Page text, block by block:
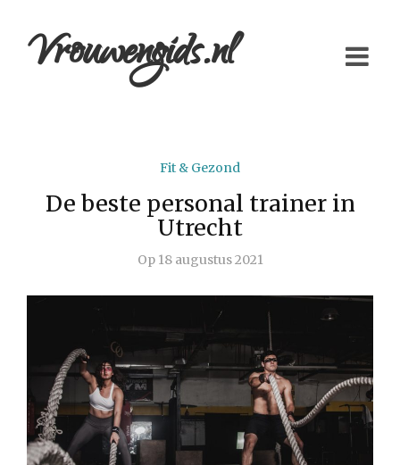
Vrouwengids.nl
Fit & Gezond
De beste personal trainer in
Utrecht
Op18 augustus 2021